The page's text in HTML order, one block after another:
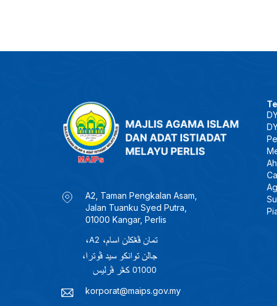
A2, Taman Pengkalan Asam,
Jalan Tuanku Syed Putra,
01000 Kangar, Perlis
korporat@maips.gov.my